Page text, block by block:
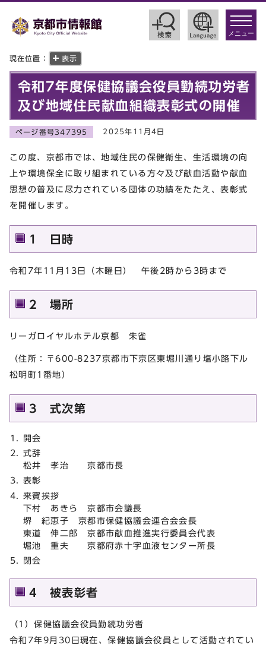
toggle
メニュー
現在位置： 表示
令和7年度保健協議会役員勤続功労者
及び地域住民献血組織表彰式の開催
ページ番号347395 2025年11月4日
この度、京都市では、地域住民の保健衛生、生活環境の向
上や環境保全に取り組まれている方々及び献血活動や献血
思想の普及に尽力されている団体の功績をたたえ、表彰式
を開催します。
1 日時
令和7年11月13日（木曜日） 午後2時から3時まで
2 場所
リーガロイヤルホテル京都 朱雀
（住所：〒600-8237京都市下京区東堀川通り塩小路下ル
松明町1番地）
3 式次第
開会
式辞
松井 孝治 京都市長
表彰
来賓挨拶
下村 あきら 京都市会議長
堺 紀恵子 京都市保健協議会連合会会長
東道 伸二郎 京都市献血推進実行委員会代表
堀池 重夫 京都府赤十字血液センター所長
閉会
4 被表彰者
（1）保健協議会役員勤続功労者
令和7年9月30日現在、保健協議会役員として活動されてい